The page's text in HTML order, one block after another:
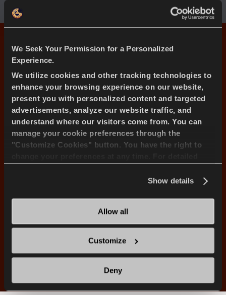
We Seek Your Permission for a Personalized
Experience.
We utilize cookies and other tracking technologies to
enhance your browsing experience on our website,
present you with personalized content and targeted
advertisements, analyze our website traffic, and
understand where our visitors come from. You can
manage your cookie preferences through the
"Customize Cookies" button. You have the right to
Show details
Allow all
Customize
Deny
Lista De Transway A/t De
Tamaño
TODOS LOS TAMANOS 15'' 16''
185/75R16C 104/102R
215/75R16C 116/114Q
225/70R15C 112/110R